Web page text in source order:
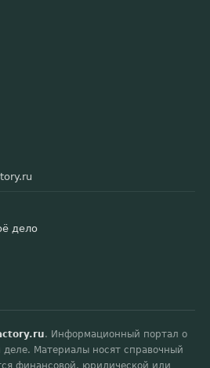
дело
. Информационный портал о
деле. Материалы носят справочный
финансовой, юридической или